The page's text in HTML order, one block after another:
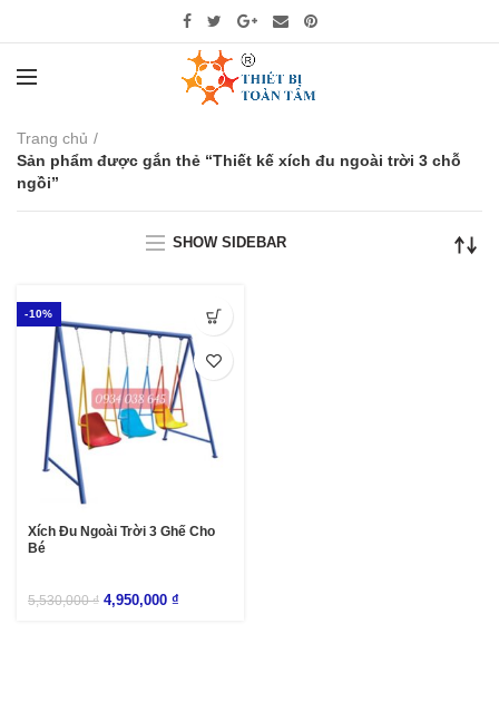
Trang chủ
Sản phẩm được gắn thẻ “Thiết kế xích đu ngoài trời 3 chỗ
ngồi”
SHOW SIDEBAR
-10%
Xích Đu Ngoài Trời 3 Ghế Cho
Bé
5,530,000₫ 4,950,000 ₫